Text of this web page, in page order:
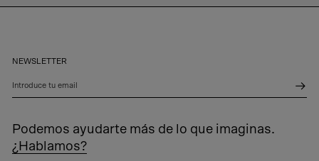
NEWSLETTER
Introduce tu email
Podemos ayudarte más de lo que imaginas.
¿Hablamos?